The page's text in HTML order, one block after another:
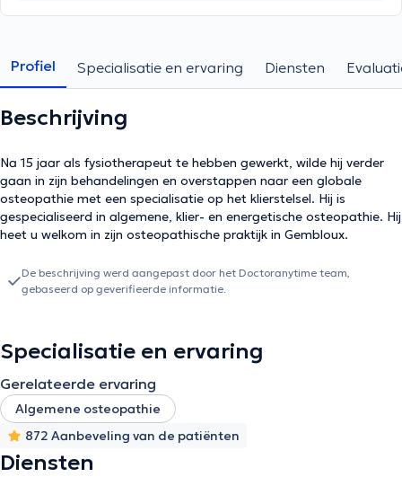
Profiel Specialisatie en ervaring Diensten
Beschrijving
Na 15 jaar als fysiotherapeut te hebben gewerkt, wilde hij verder
gaan in zijn behandelingen en overstappen naar een globale
osteopathie met een specialisatie op het klierstelsel. Hij is
gespecialiseerd in algemene, klier- en energetische osteopathie. Hij
heet u welkom in zijn osteopathische praktijk in Gembloux.
De beschrijving werd aangepast door het Doctoranytime team,
gebaseerd op geverifieerde informatie.
Specialisatie en ervaring
Gerelateerde ervaring
Algemene osteopathie
872 Aanbeveling van de patiënten
Diensten